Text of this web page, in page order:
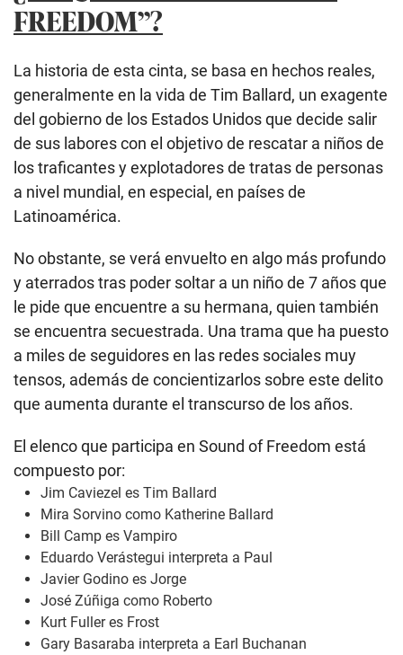
FREEDOM”?
La historia de esta cinta, se basa en hechos reales,
generalmente en la vida de Tim Ballard, un exagente
del gobierno de los Estados Unidos que decide salir
de sus laborescon el objetivo de rescatar a niños de
los traficantes y explotadores de tratas de personas
a nivel mundial, en especial, en países de
Latinoamérica.
No obstante, se verá envuelto en algo más profundo
y aterradostras poder soltar a un niño de 7 años que
le pide que encuentre a su hermana, quien también
se encuentra secuestrada. Una trama que ha puesto
a miles de seguidores en las redes sociales muy
tensos, además de concientizarlos sobre este delito
que aumenta durante el transcurso de los años.
El elenco que participa en Sound of Freedom está
compuesto por:
Jim Caviezel es Tim Ballard
Mira Sorvino como Katherine Ballard
Bill Camp es Vampiro
Eduardo Verástegui interpreta a Paul
Javier Godino es Jorge
José Zúñiga como Roberto
Kurt Fuller es Frost
Gary Basaraba interpreta a Earl Buchanan